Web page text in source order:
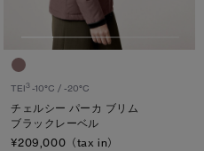
TEI3 -10°C / -20°C
チェルシー パーカ ブリム
ブラックレーベル
¥209,000（tax in）